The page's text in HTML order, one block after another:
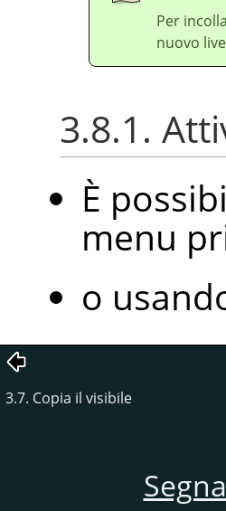
Per
nuovo
3.8.1.
È
menu
o
3.7. Copia il visibile